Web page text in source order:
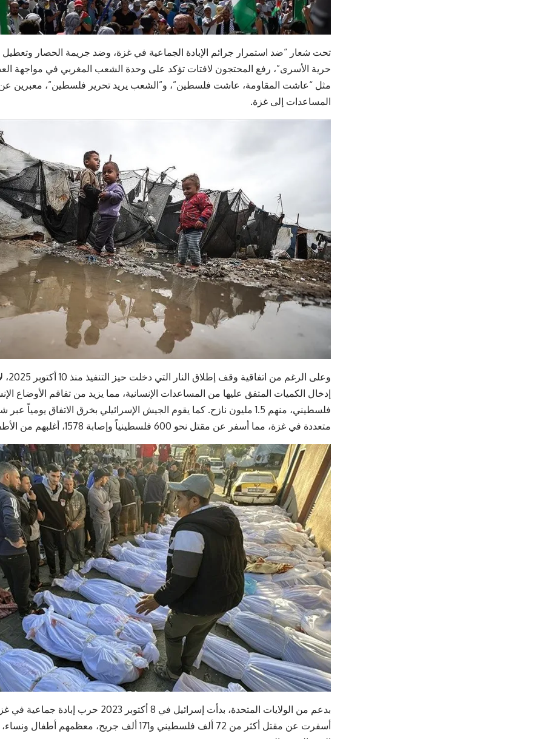
تحت شعار “ضد استمرار جرائم الإبادة الجماعية في غزة، وضد جريمة الحصار وتعطيل
حرية الأسرى”، رفع المحتجون لافتات تؤكد على وحدة الشعب المغربي في مواجهة
مثل “عاشت المقاومة، عاشت فلسطين”، و”الشعب يريد تحرير فلسطين”، معبرين
المساعدات إلى غزة.
وعلى
فلسطيني، منهم 1.5 مليون نازح. كما يقوم الجيش الإسرائيلي بخرق الاتفاق
متعددة في غزة، مما أسفر عن مقتل نحو 600 فلسطينياً وإصابة 1578، أغلبهم من الأطفال والنساء.
بدعم من الولايات المتحدة، بدأت إسرائيل في 8 أكتوبر